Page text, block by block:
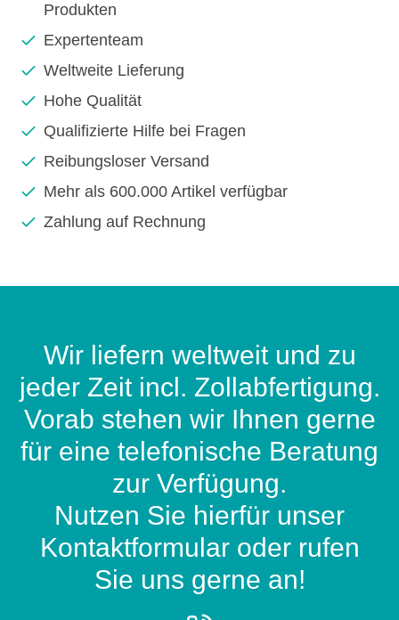
Produkten
Expertenteam
Weltweite Lieferung
Hohe Qualität
Qualifizierte Hilfe bei Fragen
Reibungsloser Versand
Mehr als 600.000 Artikel verfügbar
Zahlung auf Rechnung
Wir liefern weltweit und zu
jeder Zeit incl. Zollabfertigung.
Vorab stehen wir Ihnen gerne
für eine telefonische Beratung
zur Verfügung.
Nutzen Sie hierfür unser
Kontaktformular oder rufen
Sie uns gerne an!